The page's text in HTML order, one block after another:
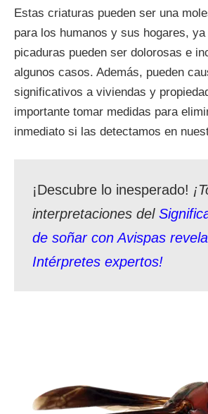
Estas criaturas pueden ser una
para los humanos y sus hogares, ya
picaduras pueden ser dolorosas e
algunos casos. Además, pueden
significativos a viviendas y
importante tomar medidas para
inmediato si las detectamos en
¡Descubre lo inesperado!
interpretaciones del
de soñar con Avispas
Intérpretes expertos!